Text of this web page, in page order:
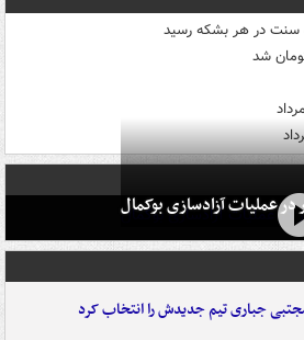
عملیات آزادسازی بوکمال
جباری تیم جدیدش را انتخاب کرد